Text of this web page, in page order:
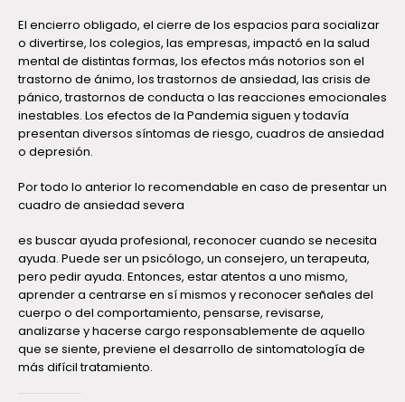
El encierro obligado, el cierre de los espacios para socializar
o divertirse, los colegios, las empresas, impactó en la salud
mental de distintas formas, los efectos más notorios son el
trastorno de ánimo, los trastornos de ansiedad, las crisis de
pánico, trastornos de conducta o las reacciones emocionales
inestables. Los efectos de la Pandemia siguen y todavía
presentan diversos síntomas de riesgo, cuadros de ansiedad
o depresión.
Por todo lo anterior lo recomendable en caso de presentar un
cuadro de ansiedad severa
es buscar ayuda profesional, reconocer cuando se necesita
ayuda. Puede ser un psicólogo, un consejero, un terapeuta,
pero pedir ayuda. Entonces, estar atentos a uno mismo,
aprender a centrarse en sí mismos y reconocer señales del
cuerpo o del comportamiento, pensarse, revisarse,
analizarse y hacerse cargo responsablemente de aquello
que se siente, previene el desarrollo de sintomatología de
más difícil tratamiento.